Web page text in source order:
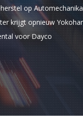
op Automechanika
krijgt opnieuw
voor Dayco